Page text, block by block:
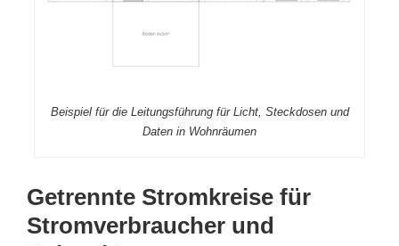
Beispiel für die Leitungsführung für Licht, Steckdosen und
Daten in Wohnräumen
Getrennte Stromkreise für
Stromverbraucher und